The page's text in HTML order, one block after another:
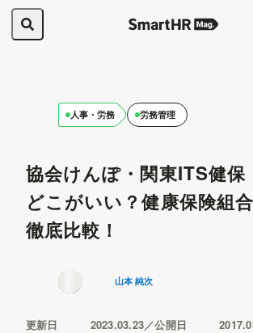
人事・労務 労務管理
協会けんぽ・関東ITS健保
どこがいい？健康保険組
徹底比較！
山本 純次
更新日 2023.03.23 公開日